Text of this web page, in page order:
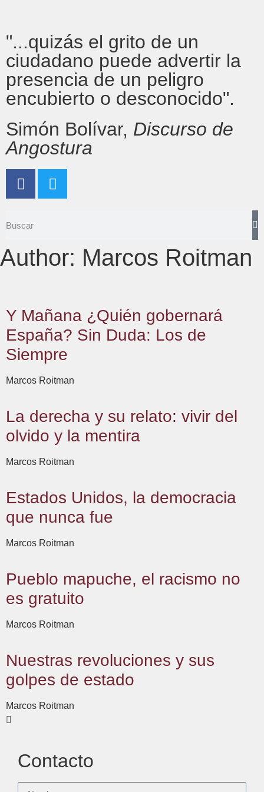
"...quizás el grito de un
ciudadano puede advertir la
presencia de un peligro
encubierto o desconocido".
Simón Bolívar, Discurso de
Angostura
Author: Marcos Roitman
Y Mañana ¿Quién gobernará
España? Sin Duda: Los de
Siempre
Marcos Roitman
La derecha y su relato: vivir del
olvido y la mentira
Marcos Roitman
Estados Unidos, la democracia
que nunca fue
Marcos Roitman
Pueblo mapuche, el racismo no
es gratuito
Marcos Roitman
Nuestras revoluciones y sus
golpes de estado
Marcos Roitman
Contacto